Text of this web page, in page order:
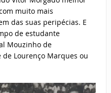
muito mais
das suas peripécias. E
de estudante
Mouzinho de
Lourenço Marques ou